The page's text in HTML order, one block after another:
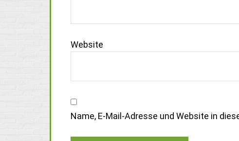
Website
Name, E-Mail-Adresse und Website in